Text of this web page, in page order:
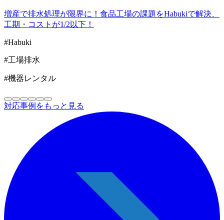
増産で排水処理が限界に！食品工場の課題をHabukiで解決、
工期・コストが1/2以下！
#Habuki
#工場排水
#機器レンタル
対応事例をもっと見る